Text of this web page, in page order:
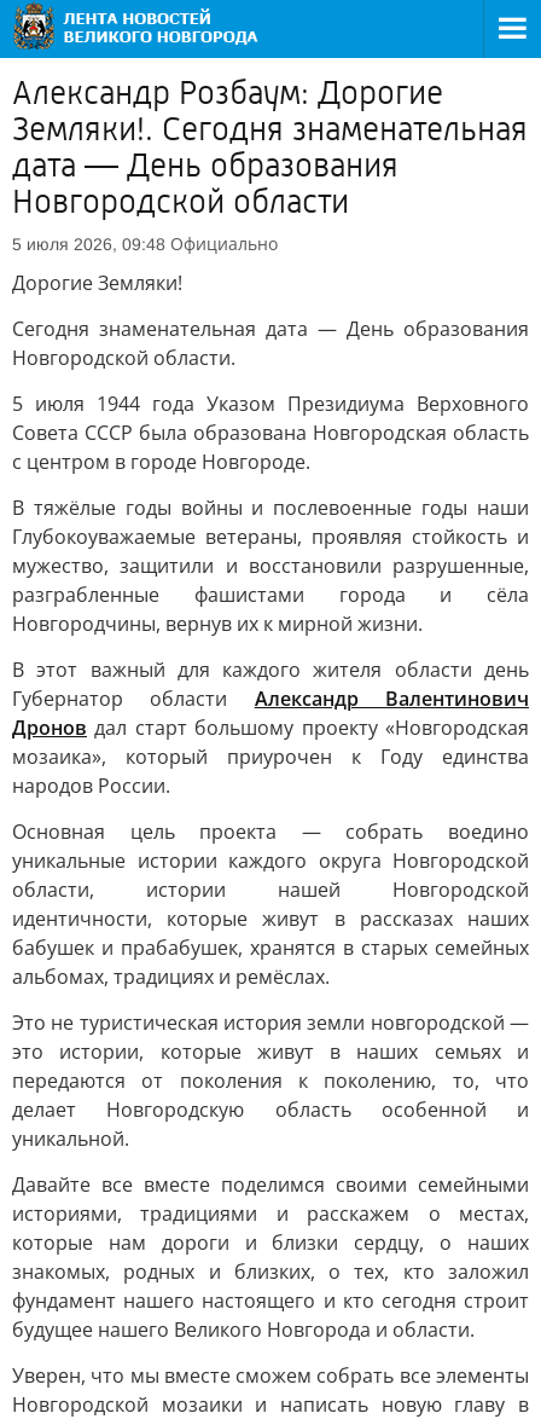
Александр Розбаум: Дорогие
Земляки!. Сегодня знаменательная
дата — День образования
Новгородской области
5 июля 2026, 09:48 Официально
Дорогие Земляки!
Сегодня знаменательная дата — День образования
Новгородской области.
5 июля 1944 года Указом Президиума Верховного
Совета СССР была образована Новгородская область
с центром в городе Новгороде.
В тяжёлые годы войны и послевоенные годы наши
Глубокоуважаемые ветераны, проявляя стойкость и
мужество, защитили и восстановили разрушенные,
разграбленные фашистами города и сёла
Новгородчины, вернув их к мирной жизни.
В этот важный для каждого жителя области день
Губернатор области Александр Валентинович
Дронов дал старт большому проекту «Новгородская
мозаика», который приурочен к Году единства
народов России.
Основная цель проекта — собрать воедино
уникальные истории каждого округа Новгородской
области, истории нашей Новгородской
идентичности, которые живут в рассказах наших
бабушек и прабабушек, хранятся в старых семейных
альбомах, традициях и ремёслах.
Это не туристическая история земли новгородской —
это истории, которые живут в наших семьях и
передаются от поколения к поколению, то, что
делает Новгородскую область особенной и
уникальной.
Давайте все вместе поделимся своими семейными
историями, традициями и расскажем о местах,
которые нам дороги и близки сердцу, о наших
знакомых, родных и близких, о тех, кто заложил
фундамент нашего настоящего и кто сегодня строит
будущее нашего Великого Новгорода и области.
Уверен, что мы вместе сможем собрать все элементы
Новгородской мозаики и написать новую главу в